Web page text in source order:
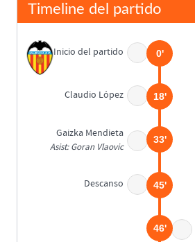
Timeline del partido
Inicio del partido 0'
Claudio López 18'
Gaizka Mendieta
Asist: Goran Vlaovic
33'
Descanso 45'
46'